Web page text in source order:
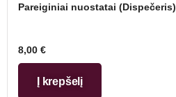
Pareiginiai nuostatai (Dispečeris)
8,00 €
Į krepšelį